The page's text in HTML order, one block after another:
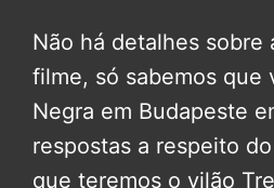
Não há detalhes sobre
filme, só sabemos que
Negra em Budapeste
respostas a respeito
que teremos o vilão